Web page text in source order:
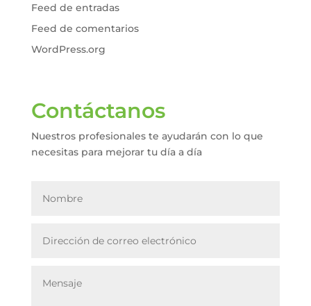
Feed de entradas
Feed de comentarios
WordPress.org
Contáctanos
Nuestros profesionales te ayudarán con lo que
necesitas para mejorar tu día a día